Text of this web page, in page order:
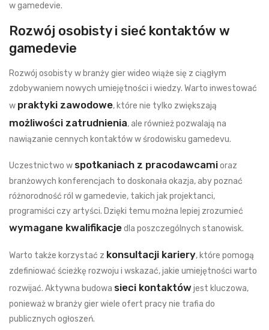
w gamedevie.
Rozwój osobisty i sieć kontaktów w
gamedevie
Rozwój osobisty w branży gier wideo wiąże się z ciągłym
zdobywaniem nowych umiejętności i wiedzy. Warto inwestować
w praktyki zawodowe, które nie tylko zwiększają
możliwości zatrudnienia, ale również pozwalają na
nawiązanie cennych kontaktów w środowisku gamedevu.
Uczestnictwo w spotkaniach z pracodawcamioraz
branżowych konferencjach to doskonała okazja, aby poznać
różnorodność ról w gamedevie, takich jak projektanci,
programiści czy artyści. Dzięki temu można lepiej zrozumieć
wymagane kwalifikacjedla poszczególnych stanowisk.
Warto także korzystać z konsultacji kariery, które pomogą
zdefiniować ścieżkę rozwoju i wskazać, jakie umiejętności warto
rozwijać. Aktywna budowa sieci kontaktówjest kluczowa,
ponieważ w branży gier wiele ofert pracy nie trafia do
publicznych ogłoszeń.